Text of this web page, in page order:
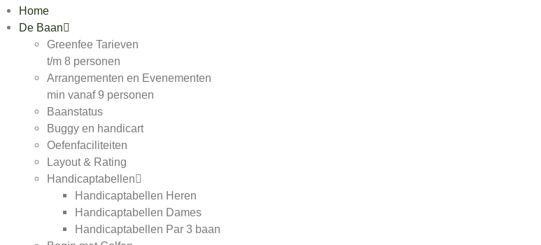
Home
De Baan
Greenfee Tarieven
t/m 8 personen
Arrangementen en Evenementen
min vanaf 9 personen
Baanstatus
Buggy en handicart
Oefenfaciliteiten
Layout & Rating
Handicaptabellen
Handicaptabellen Heren
Handicaptabellen Dames
Handicaptabellen Par 3 baan